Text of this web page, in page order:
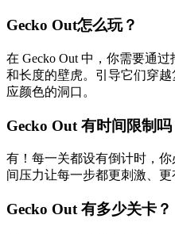
Gecko Out怎么玩？
在 Gecko Out 中，你需要通
和长度的壁虎。引导它们穿
应颜色的洞口。
Gecko Out 有时间限制吗
有！每一关都设有倒计时，
间压力让每一步都更刺激、更
Gecko Out 有多少关卡？